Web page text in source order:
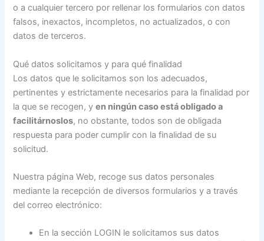
o a cualquier tercero por rellenar los formularios con datos
falsos, inexactos, incompletos, no actualizados, o con
datos de terceros.
Qué datos solicitamos y para qué finalidad
Los datos que le solicitamos son los adecuados,
pertinentes y estrictamente necesarios para la finalidad por
la que se recogen, yen ningún caso está obligado a
facilitárnoslos, no obstante, todos son de obligada
respuesta para poder cumplir con la finalidad de su
solicitud.
Nuestra página Web, recoge sus datos personales
mediante la recepción de diversos formularios y a través
del correo electrónico:
En la sección LOGIN le solicitamos sus datos